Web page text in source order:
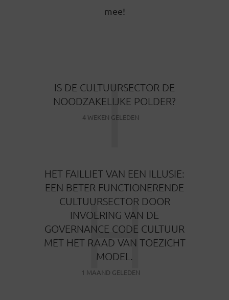
mee!
IS DE CULTUURSECTOR DE
NOODZAKELIJKE POLDER?
4 WEKEN GELEDEN
I
HET FAILLIET VAN EEN ILLUSIE:
EEN BETER FUNCTIONERENDE
CULTUURSECTOR DOOR
INVOERING VAN DE
GOVERNANCE CODE CULTUUR
MET HET RAAD VAN TOEZICHT
MODEL.
1 MAAND GELEDEN
H